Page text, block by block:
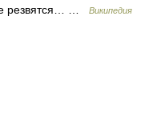
резвятся… …
Википедия